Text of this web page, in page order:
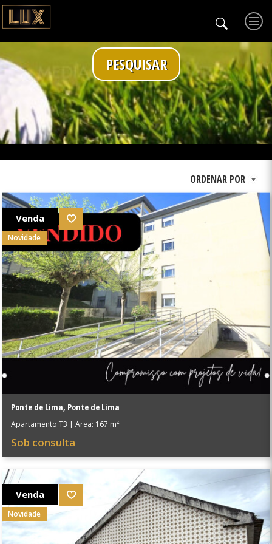
PESQUISAR
Venda
Novidade
Ponte de Lima, Ponte de Lima
Apartamento T3 | Área: 167 m2
Sob consulta
Venda
Novidade